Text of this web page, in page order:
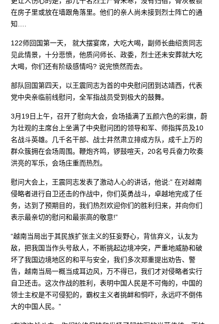
在房子里或放在墙跟角落里。他们的亲人尚未接到烈士阵亡的通
知….
122师回国第一天， 就大摆宴席，大吃大喝，副师长曲绍贡同志
见此情景，十分悲愤，他质问师长、政委，烈士还未安葬就大吃
大喝，你们还有阶级感情吗? 说完愤然而去。
部队回国第四天，以王震同志为首的中央慰问团到达靖西，代表
党中央亲临前线慰问，全军指战员受到极大的鼓舞。
3月19日上午，召开了慰向大会，会场插满了五颜六色的彩旗，蔚
为壮观的主席台上坐满了中央慰问团的领导和军、师指挥员及10
名战斗英雄。几千名干部、战士井然肃立排成方队，成千上万的
群众簇拥在会场周围。鞭炮齐鸣，锣鼓喧天，20名号兵奋力吹奏
洪亮的军乐，会场庄重而热烈。
慰问大会上，王震同志发表了激动人心的讲话，他说:” 在对越南
侵略者进行自卫还击的作战中，你们英勇战斗，卓越地完成了任
务，达到了预期目的，我们热烈欢迎你们的胜利归来，并向你们
表示最亲切的慰问和最崇高的敬意!”
“越南当局出于其民族扩张主义的狂妄野心，背信弃义，认友为
敌，把我国当作头号敌人，不断挑起边境冲突，严重地威胁和破
坏了我国边境地区的和平与安全，我们多次郑重提出劝告、警
告，越南当局一概当成耳边风，万不得已，我们才对侵略者实行
自卫还击。这次作战的胜利，表明中国人民是不可侮的，中国的
领士主权是不可侵犯的，霸权主义者挑衅和恫吓，永远吓不倒伟
大的中国人民。”